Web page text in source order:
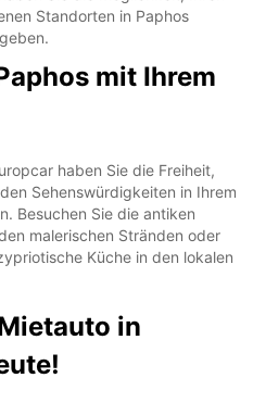
Standorten in Paphos
mit Ihrem
haben Sie die Freiheit,
Sehenswürdigkeiten in Ihrem
Besuchen Sie die antiken
malerischen Stränden oder
Küche in den lokalen
in